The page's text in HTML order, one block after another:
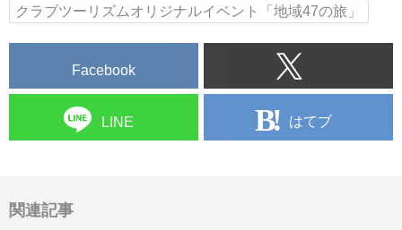
クラブツーリズムオリジナルイベント「地域47の旅」
Facebook
LINE はてブ
関連記事